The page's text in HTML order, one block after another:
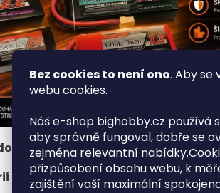
Bez cookies to není ono. Aby se
webucookies.
Náš e-shop bighobby.cz používá
aby správně fungoval, dobře se
zejména relevantní
přizpůsobení obsahu webu, k
zajištění vaší maximální
široké škály RC vrtulníčků,
jsou mnohem příznivější, než